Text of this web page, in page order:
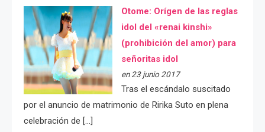
Otome: Orígen de las reglas
idol del «renai kinshi»
(prohibición del amor) para
señoritas idol
en 23 junio 2017
Tras el escándalo suscitado
por el anuncio de matrimonio de Ririka Suto en plena
celebración de […]